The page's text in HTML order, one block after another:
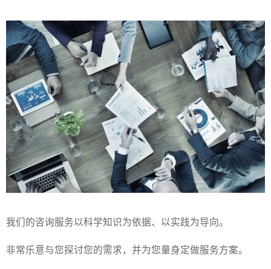
我们的咨询服务以科学知识为依据、以实践为导向。
非常乐意与您探讨您的需求，并为您量身定做服务方案。